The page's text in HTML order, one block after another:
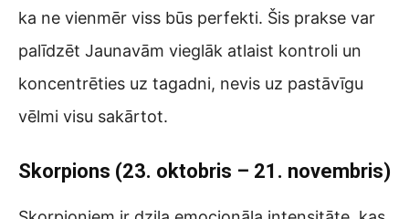
ka ne vienmēr viss būs perfekti. Šis prakse var
palīdzēt Jaunavām vieglāk atlaist kontroli un
koncentrēties uz tagadni, nevis uz pastāvīgu
vēlmi visu sakārtot.
Skorpions (23. oktobris – 21. novembris)